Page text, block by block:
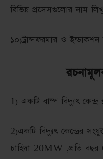
বিভিন্ন প্রসেসগুলোর নাম
১০)ট্রান্সফরমার ও
1) একটি বাষ্প বিদ্যুৎ
2)একটি বিদ্যুৎ কেন্দ্রের
চাহিদা 20MW ,প্রতি